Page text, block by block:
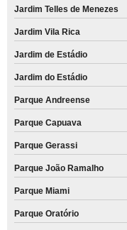
Jardim Telles de Menezes
Jardim Vila Rica
Jardim de Estádio
Jardim do Estádio
Parque Andreense
Parque Capuava
Parque Gerassi
Parque João Ramalho
Parque Miami
Parque Oratório